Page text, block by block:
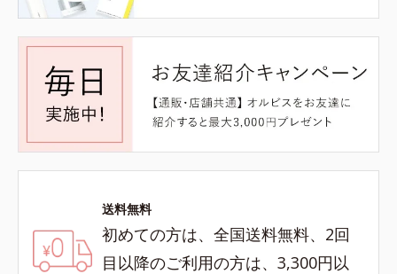
送料無料
初めての方は、全国送料無料、2回
目以降のご利用の方は、3,300円以